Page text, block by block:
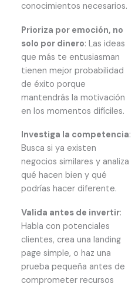
conocimientos necesarios.
Prioriza por emoción, no
solo por dinero: Las ideas
que más te entusiasman
tienen mejor probabilidad
de éxito porque
mantendrás la motivación
en los momentos difíciles.
Investiga la competencia:
Busca si ya existen
negocios similares y analiza
qué hacen bien y qué
podrías hacer diferente.
Valida antes de invertir:
Habla con potenciales
clientes, crea una landing
page simple, o haz una
prueba pequeña antes de
comprometer recursos